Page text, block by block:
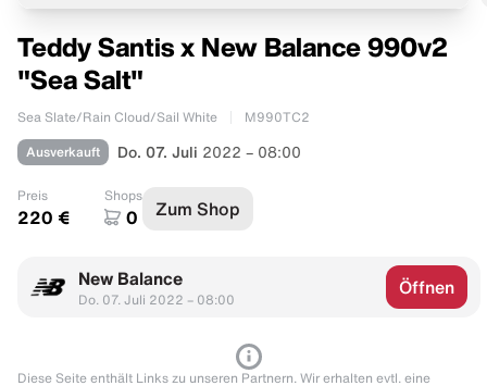
Teddy Santis x New Balance 990v2
"Sea Salt"
Sea Slate/Rain Cloud/Sail White M990TC2
Ausverkauft Do. 07. Juli 2022 – 08:00
Preis
220 €
Shops
0 Zum Shop
New Balance
Do. 07. Juli 2022 – 08:00
Öffnen
Diese Seite enthält Links zu unseren Partnern. Wir erhalten evtl. eine